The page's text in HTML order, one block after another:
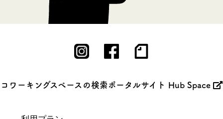
コワーキングスペースの検索ポータルサイト Hub Space